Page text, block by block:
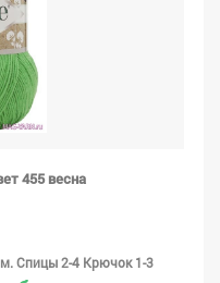
455 весна
Спицы 2-4 Крючок 1-3